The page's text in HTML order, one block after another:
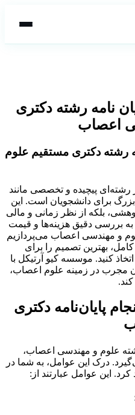
نامه رشته دکتری
اعصاب
رشته دکتری مستقیم علوم
رشته‌ای پیچیده و تخصصی مانند
برای دانشجویان است. این
بلکه از نظر زمانی و مالی
به بررسی دقیق هزینه‌ها و قیمت
و مهندسی اعصاب می‌پردازیم
بهترین تصمیم را برای
اتخاذ کنید. موسسه کیو آرتیکل با
مجرب در زمینه علوم اعصاب،
پایان‌نامه دکتری
علوم و مهندسی اعصاب،
درک این عوامل، به شما در
این عوامل عبارتند از: